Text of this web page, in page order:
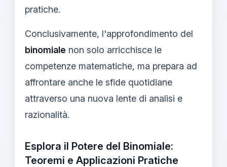
pratiche.
Conclusivamente, l'approfondimento del
binomiale non solo arricchisce le
competenze matematiche, ma prepara ad
affrontare anche le sfide quotidiane
attraverso una nuova lente di analisi e
razionalità.
Esplora il Potere del Binomiale:
Teoremi e Applicazioni Pratiche